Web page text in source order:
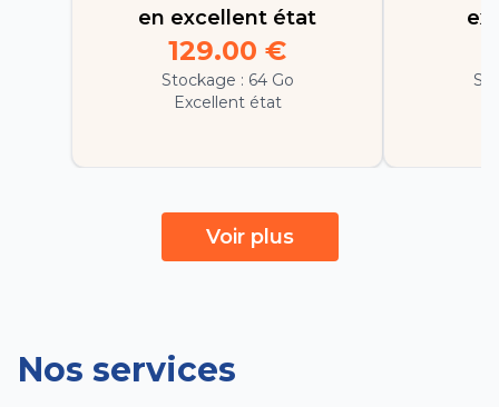
en excellent état
129.00 €
Stockage : 64 Go
Excellent état
Voir plus
Nos services